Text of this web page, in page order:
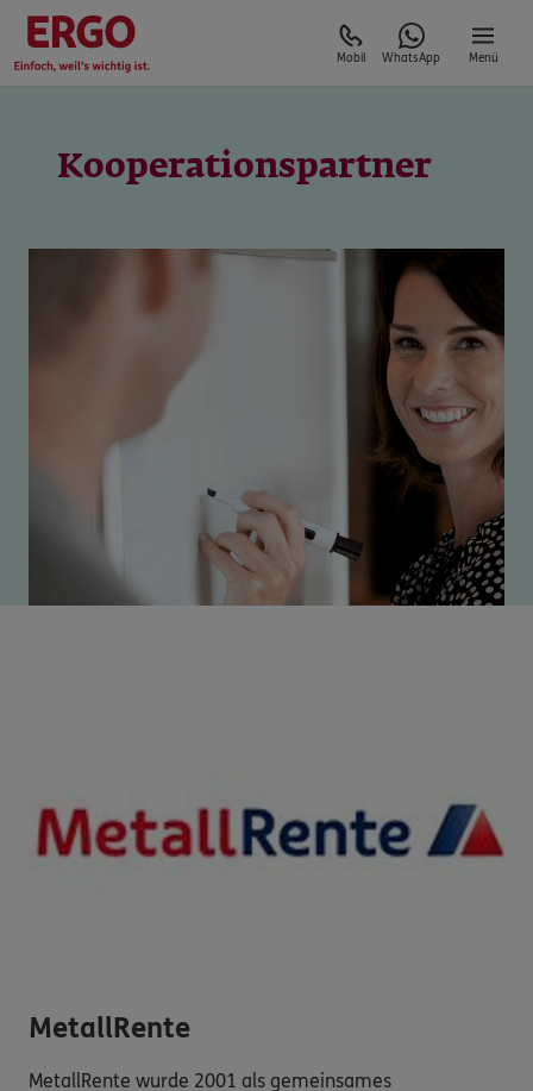
Mobil WhatsApp Menü
Kooperationspartner
MetallRente
MetallRente wurde 2001 als gemeinsames